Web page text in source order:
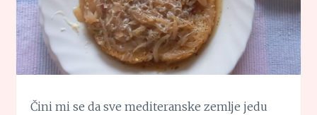
Čini mi se da sve mediteranske zemlje jedu